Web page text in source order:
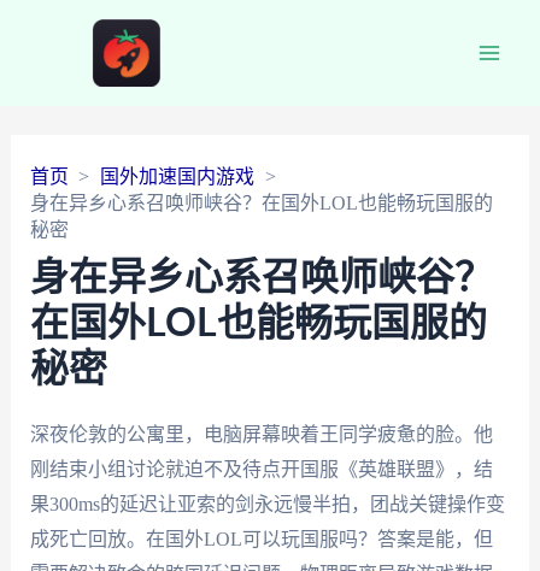
首页
国外加速国内游戏
身在异乡心系召唤师峡谷？在国外LOL也能畅玩国服的
秘密
身在异乡心系召唤师峡谷？
在国外LOL也能畅玩国服的
秘密
深夜伦敦的公寓里，电脑屏幕映着王同学疲惫的脸。他
刚结束小组讨论就迫不及待点开国服《英雄联盟》，结
果300ms的延迟让亚索的剑永远慢半拍，团战关键操作变
成死亡回放。在国外LOL可以玩国服吗？答案是能，但